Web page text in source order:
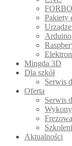
Pakiety
Arduino
Mingda 3D
Dla szkół
Serwis
Oferta
Serwis
Aktualności